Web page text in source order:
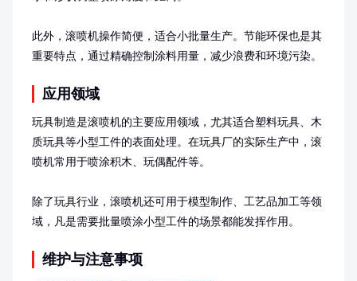
此外，滚喷机操作简便，适合小批量生产。节能环保也是其
重要特点，通过精确控制涂料用量，减少浪费和环境污染。
应用领域
玩具制造是滚喷机的主要应用领域，尤其适合塑料玩具、木
质玩具等小型工件的表面处理。在玩具厂的实际生产中，滚
喷机常用于喷涂积木、玩偶配件等。
除了玩具行业，滚喷机还可用于模型制作、工艺品加工等领
域，凡是需要批量喷涂小型工件的场景都能发挥作用。
维护与注意事项